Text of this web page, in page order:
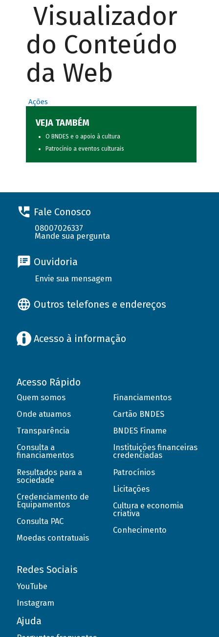
Visualizador
do Conteúdo
da Web
Ações
VEJA TAMBÉM
O BNDES e o apoio à cultura
Patrocínio a eventos culturais
Fale Conosco
08007026337
Mande sua pergunta
Ouvidoria
Envie sua mensagem
Outros telefones e endereços
Acesso à informação
Acesso Rápido
Quem somos
Onde atuamos
Transparência
Consulta a
financiamentos
Resultados para a
sociedade
Credenciamento de
Equipamentos
Consulta PAC
Moedas contratuais
Financiamentos
Cartão BNDES
BNDES Finame
Instituições financeiras
credenciadas
Patrocínios
Licitações
Cultura e economia
criativa
Conhecimento
Redes Sociais
YouTube
Instagram
Ajuda